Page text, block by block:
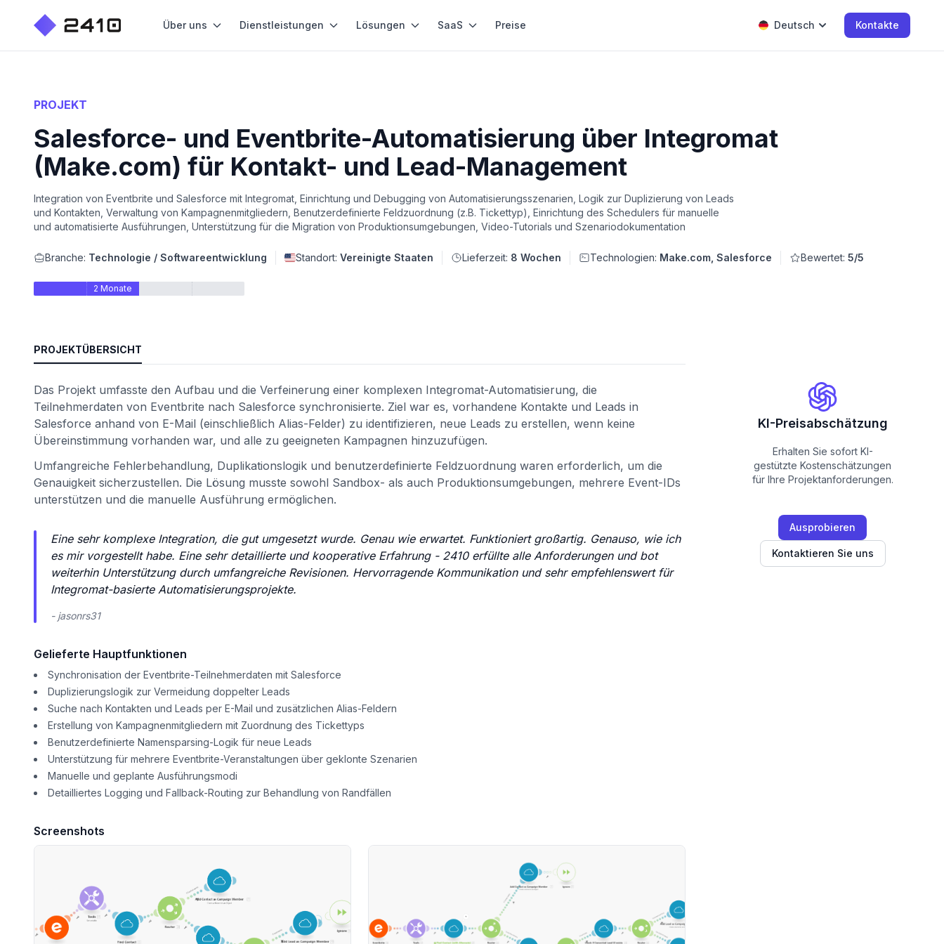
Über uns Dienstleistungen Lösungen SaaS Preise Deutsch Kontakte
PROJEKT
Salesforce- und Eventbrite-Automatisierung über Integromat
(Make.com) für Kontakt- und Lead-Management
Integration von Eventbrite und Salesforce mit Integromat, Einrichtung und Debugging von Automatisierungsszenarien, Logik zur Duplizierung von Leads
und Kontakten, Verwaltung von Kampagnenmitgliedern, Benutzerdefinierte Feldzuordnung (z.B. Tickettyp), Einrichtung des Schedulers für manuelle
und automatisierte Ausführungen, Unterstützung für die Migration von Produktionsumgebungen, Video-Tutorials und Szenariodokumentation
Branche: Technologie / Softwareentwicklung Standort: Vereinigte Staaten Lieferzeit: 8 Wochen Technologien: Make.com, Salesforce Bewertet: 5/5
2 Monate
PROJEKTÜBERSICHT
Das Projekt umfasste den Aufbau und die Verfeinerung einer komplexen Integromat-Automatisierung, die
Teilnehmerdaten von Eventbrite nach Salesforce synchronisierte. Ziel war es, vorhandene Kontakte und Leads in
Salesforce anhand von E-Mail (einschließlich Alias-Felder) zu identifizieren, neue Leads zu erstellen, wenn keine
Übereinstimmung vorhanden war, und alle zu geeigneten Kampagnen hinzuzufügen.
Umfangreiche Fehlerbehandlung, Duplikationslogik und benutzerdefinierte Feldzuordnung waren erforderlich, um die
Genauigkeit sicherzustellen. Die Lösung musste sowohl Sandbox- als auch Produktionsumgebungen, mehrere Event-IDs
unterstützen und die manuelle Ausführung ermöglichen.
Eine sehr komplexe Integration, die gut umgesetzt wurde. Genau wie erwartet. Funktioniert großartig. Genauso, wie ich
es mir vorgestellt habe. Eine sehr detaillierte und kooperative Erfahrung - 2410 erfüllte alle Anforderungen und bot
weiterhin Unterstützung durch umfangreiche Revisionen. Hervorragende Kommunikation und sehr empfehlenswert für
Integromat-basierte Automatisierungsprojekte.
- jasonrs31
Gelieferte Hauptfunktionen
Synchronisation der Eventbrite-Teilnehmerdaten mit Salesforce
Duplizierungslogik zur Vermeidung doppelter Leads
Suche nach Kontakten und Leads per E-Mail und zusätzlichen Alias-Feldern
Erstellung von Kampagnenmitgliedern mit Zuordnung des Tickettyps
Benutzerdefinierte Namensparsing-Logik für neue Leads
Unterstützung für mehrere Eventbrite-Veranstaltungen über geklonte Szenarien
Manuelle und geplante Ausführungsmodi
Detailliertes Logging und Fallback-Routing zur Behandlung von Randfällen
Screenshots
KI-Preisabschätzung
Erhalten Sie sofort KI-
gestützte Kostenschätzungen
für Ihre Projektanforderungen.
Ausprobieren
Kontaktieren Sie uns